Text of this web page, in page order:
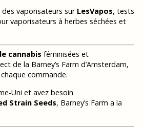
des vaporisateurs sur LesVapos, tests
vaporisateurs à herbes séchées et
cannabis féminisées et
de la Barney’s Farm d’Amsterdam,
commande.
Uni et avez besoin
Strain Seeds, Barney’s Farm a la